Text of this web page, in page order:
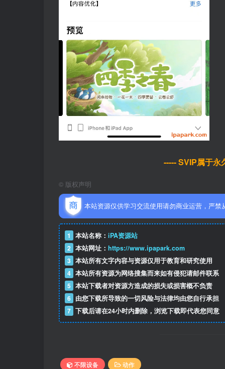
----- SVIP属于永
© 版权声明
本站资源仅供学习交流使用请勿商业运营，严
1 本站名称： iPA资源站
2 本站网址： https://www.ipapark.com
3 本站所有文字内容与资源仅用于教育和研究使用
4 本站所有资源为网络搜集而来如有侵犯请邮件联系
5 本站下载者对资源方造成的损失或损害概不负责
6 由您下载所导致的一切风险与法律均由您自行承担
7 下载后请在24小时内删除，浏览下载即代表您同意
不限设备
动作